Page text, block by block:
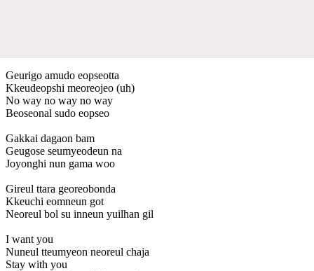
Geurigo amudo eopseotta
Kkeudeopshi meoreojeo (uh)
No way no way no way
Beoseonal sudo eopseo
Gakkai dagaon bam
Geugose seumyeodeun na
Joyonghi nun gama woo
Gireul ttara georeobonda
Kkeuchi eomneun got
Neoreul bol su inneun yuilhan gil
I want you
Nuneul tteumyeon neoreul chaja
Stay with you